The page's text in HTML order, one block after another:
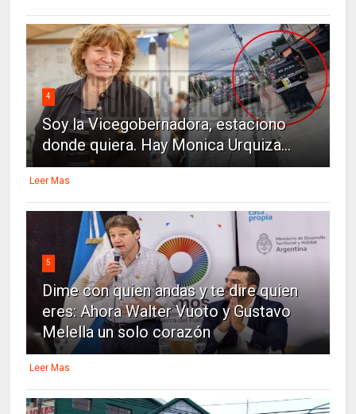
4
Soy la Vicegobernadora, estaciono
donde quiera. Hay Monica Urquiza...
Leer Mas
5
Dime con quien andas y te dire quien
eres: Ahora Walter Vuoto y Gustavo
Melella un solo corazón
Leer Mas